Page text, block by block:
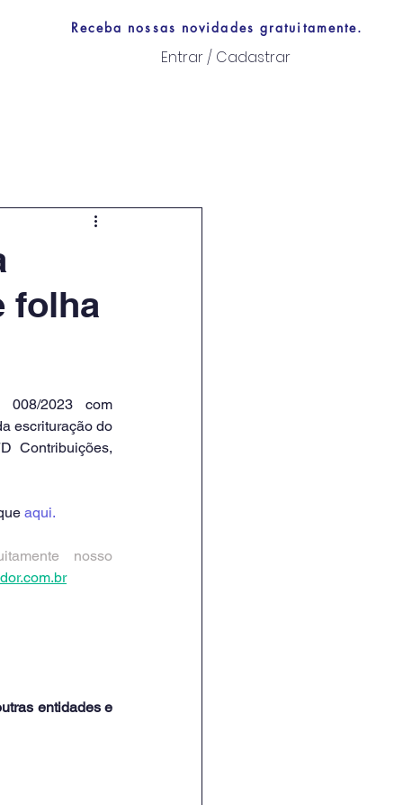
Receba nossas novidades gratuitamente.
Entrar / Cadastrar
folha
008/2023 com
escrituração do
Contribuições,
aqui.
nosso
entidades e